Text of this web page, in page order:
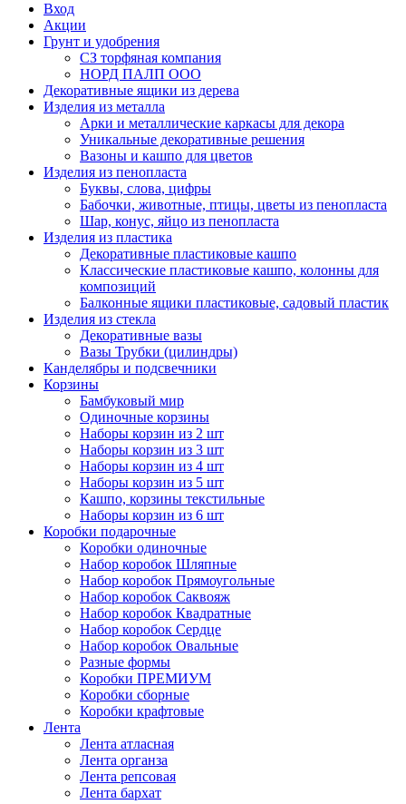
Вход
Акции
Грунт и удобрения
СЗ торфяная компания
НОРД ПАЛП ООО
Декоративные ящики из дерева
Изделия из металла
Арки и металлические каркасы для декора
Уникальные декоративные решения
Вазоны и кашпо для цветов
Изделия из пенопласта
Буквы, слова, цифры
Бабочки, животные, птицы, цветы из пенопласта
Шар, конус, яйцо из пенопласта
Изделия из пластика
Декоративные пластиковые кашпо
Классические пластиковые кашпо, колонны для
композиций
Балконные ящики пластиковые, садовый пластик
Изделия из стекла
Декоративные вазы
Вазы Трубки (цилиндры)
Канделябры и подсвечники
Корзины
Бамбуковый мир
Одиночные корзины
Наборы корзин из 2 шт
Наборы корзин из 3 шт
Наборы корзин из 4 шт
Наборы корзин из 5 шт
Кашпо, корзины текстильные
Наборы корзин из 6 шт
Коробки подарочные
Коробки одиночные
Набор коробок Шляпные
Набор коробок Прямоугольные
Набор коробок Саквояж
Набор коробок Квадратные
Набор коробок Сердце
Набор коробок Овальные
Разные формы
Коробки ПРЕМИУМ
Коробки сборные
Коробки крафтовые
Лента
Лента атласная
Лента органза
Лента репсовая
Лента бархат